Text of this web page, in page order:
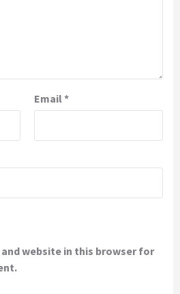
Email *
website in this browser for